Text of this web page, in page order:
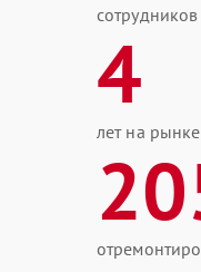
4
лет на рынке